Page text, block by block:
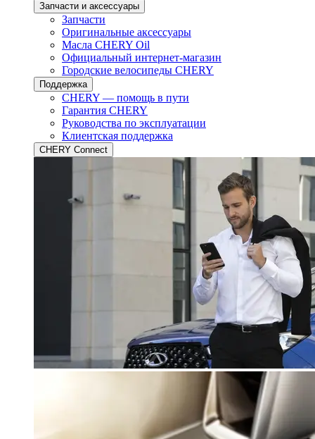
Запчасти и аксессуары
Запчасти
Оригинальные аксессуары
Масла CHERY Oil
Официальный интернет-магазин
Городские велосипеды CHERY
Поддержка
CHERY — помощь в пути
Гарантия CHERY
Руководства по эксплуатации
Клиентская поддержка
CHERY Connect